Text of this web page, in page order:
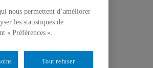
nous permettent d’améliorer
les statistiques de
« Préférences ».
Tout refuser